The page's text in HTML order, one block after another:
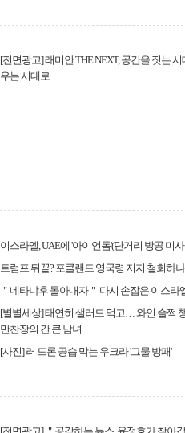
[전면광고] 래미안 THE NEXT, 공간을 짓는
우는 시대로
이스라엘, UAE에 '아이언돔'(단거리 방공 미
트럼프 뒤끝? 포클랜드 영국령 지지 철회하나
＂네타냐후 몰아내자＂ 다시 손잡은 이스라
[별별세상] 태연히 샐러드 먹고… 와인 슬쩍
만찬장의 간 큰 남녀
[사진] 러 드론 공습 막는 우크라 '그물 방패'